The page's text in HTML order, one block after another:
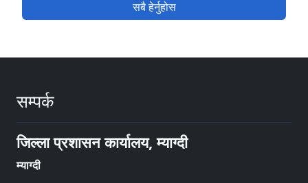
सबै हेर्नुहोस
सम्पर्क
जिल्ला प्रशासन कार्यालय, म्याग्दी
म्याग्दी